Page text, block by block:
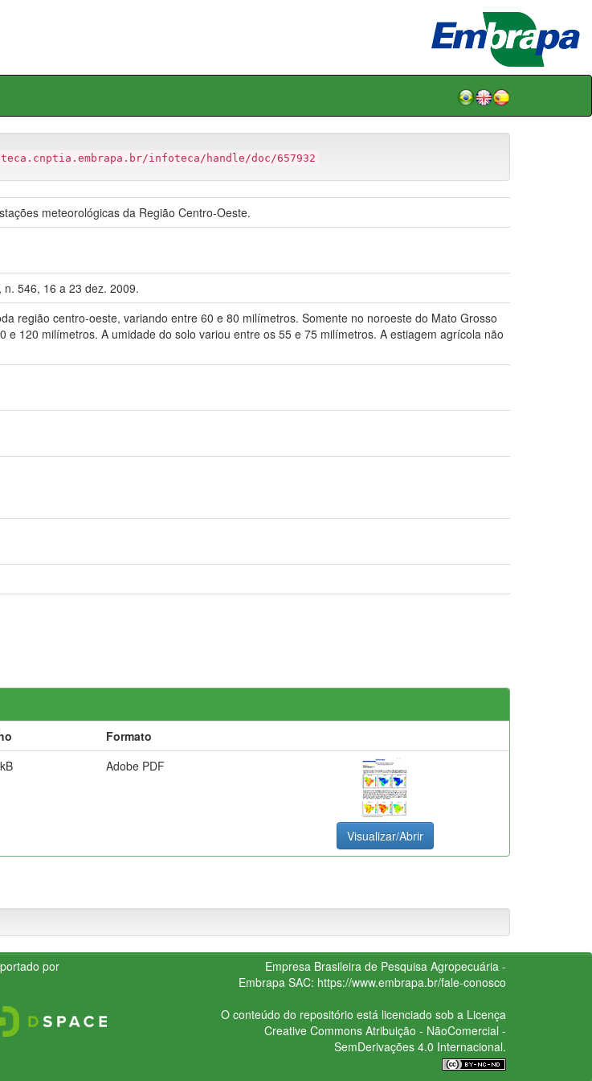
infoteca/handle/doc/657932
meteorológicas da Região Centro-Oeste.
546, 16 a 23 dez. 2009.
região centro-oeste, variando entre 60 e 80 milímetros. Somente no noroeste do Mato Grosso
120 milímetros. A umidade do solo variou entre os 55 e 75 milímetros. A estiagem agrícola não
Formato
Adobe PDF
Visualizar/Abrir
por
Empresa Brasileira de Pesquisa Agropecuária -
Embrapa SAC: https://www.embrapa.br/fale-conosco
O conteúdo do repositório está licenciado sob a Licença
Creative CommonsAtribuição - NãoComercial -
SemDerivações 4.0 Internacional.